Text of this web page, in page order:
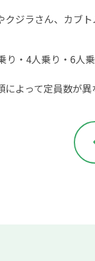
クジラさん、カブ
り・4人乗り・6人乗
よって定員数が異